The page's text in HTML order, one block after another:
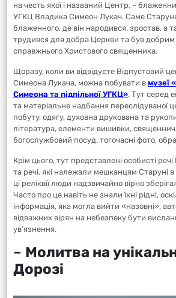
на честь якої і названий Центр, –
УГКЦ Владика Симеон Лукач. Саме
блаженного, де він народився, зростав, а
трудився для добра Церкви та був
справжнього Христового священника.
Щоразу, коли ви відвідуєте Відпустовий
Симеона Лукача, можна побувати в музеї
Симеона та підпільної УГКЦ». Тут серед
та матеріальне надбання переслідуваної
побуту, одягу, духовна друкована та
література, елементи вишивки,
богослужбовий посуд, тогочасні фото,
Крім цього, тут представлені особисті
та речі, які належали мешканцям Старуні
ці реліквії люди надзвичайно вірно
Часто про це навіть не знали їхні рідні,
інформація, яка могла вийти «назовні»,
відважних вірян на небезпеку бути
ув’язнення.
– Молитва на
Дорозі